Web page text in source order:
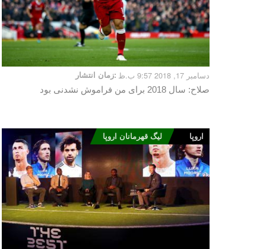
زمان انتشار: دسامبر 17, 2018 9:57 ب.ظ
صلاح: سال 2018 برای من فراموش نشدنی بود
اروپا لیگ قهرمانان اروپا